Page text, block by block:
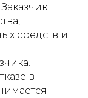
средств и
в